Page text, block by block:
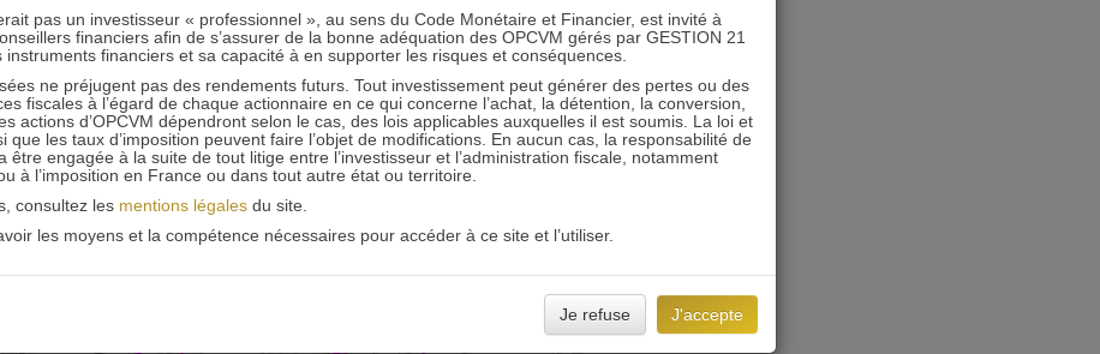
pas un investisseur « professionnel », au sens du Code Monétaire et Financier, est invité à
financiers afin de s’assurer de la bonne adéquation des OPCVM gérés par GESTION 21
financiers et sa capacité à en supporter les risques et conséquences.
ne préjugent pas des rendements futurs. Tout investissement peut générer des pertes ou des
fiscales à l’égard de chaque actionnaire en ce qui concerne l’achat, la détention, la conversion,
actions d’OPCVM dépendront selon le cas, des lois applicables auxquelles il est soumis. La loi et
que les taux d’imposition peuvent faire l’objet de modifications. En aucun cas, la responsabilité de
être engagée à la suite de tout litige entre l’investisseur et l’administration fiscale, notamment
à l’imposition en France ou dans tout autre état ou territoire.
consultez les mentions légalesdu site.
les moyens et la compétence nécessaires pour accéder à ce site et l’utiliser.
Je refuse J'accepte